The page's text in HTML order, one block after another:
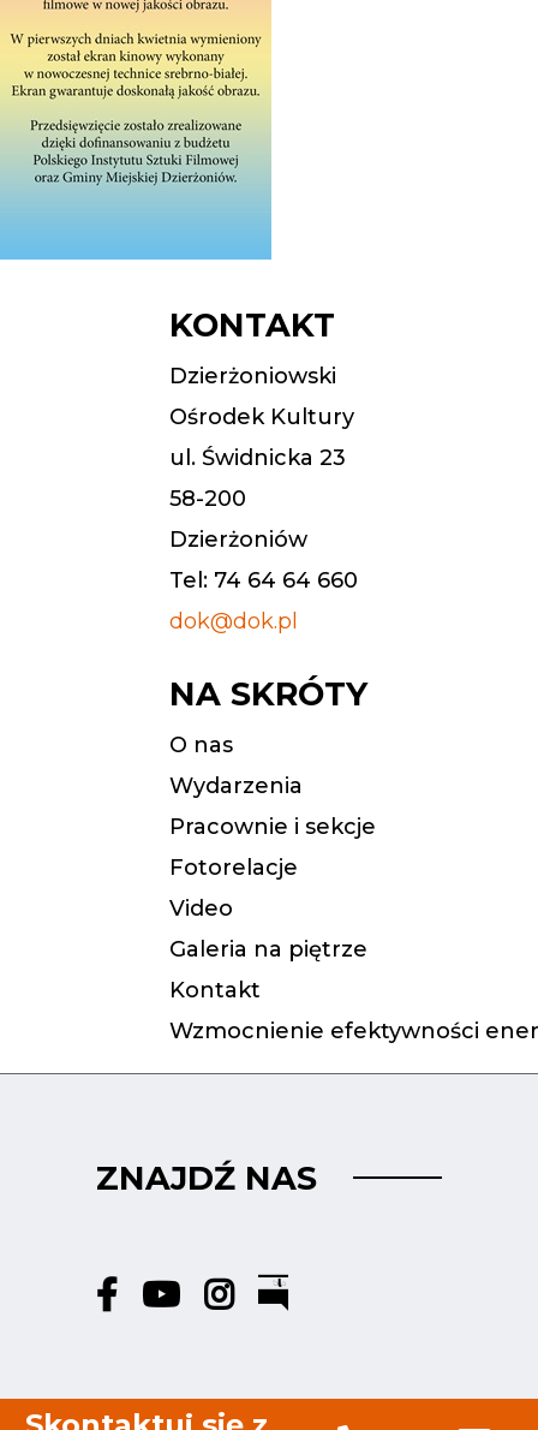
KONTAKT
Dzierżoniowski
Ośrodek Kultury
ul. Świdnicka 23
58-200
Dzierżoniów
Tel: 74 64 64 660
dok@dok.pl
NA SKRÓTY
O nas
Wydarzenia
Pracownie i sekcje
Fotorelacje
Video
Galeria na piętrze
Kontakt
Wzmocnienie efektywności
ZNAJDŹ NAS